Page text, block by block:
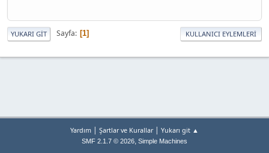
YUKARI GIT Sayfa 1 KULLANICI EYLEMLERI
Yardım | Şartlar ve Kurallar| Yukarı git ▲
SMF 2.1.7 © 2026, Simple Machines